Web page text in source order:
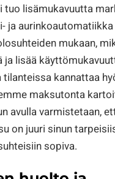
tuo lisämukavuutta
ja
mukaan,
ja lisää
tilanteissa kannattaa
maksutonta
avulla varmistetaan,
on juuri sinun
sopiva.